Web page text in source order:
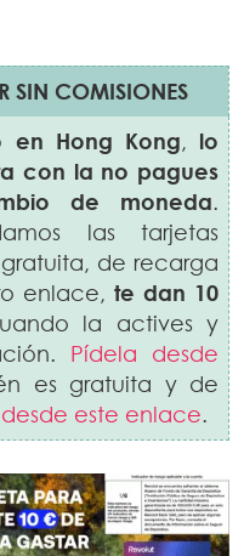
COMISIONES
en Hong Kong, lo
con la no pagues
de moneda.
las tarjetas
de recarga
enlace, te dan 10
la actives y
Pídela desde
es gratuita y de
este enlace.